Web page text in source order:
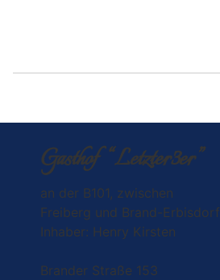
Gasthof “Letzter3er”
an der B101, zwischen
Freiberg und Brand-Erbisdorf
Inhaber: Henry Kirsten
Brander Straße 153